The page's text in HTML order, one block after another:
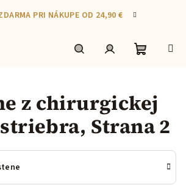
PRI NÁKUPE OD 24,90 €
košík
z chirurgickej
, Strana 2